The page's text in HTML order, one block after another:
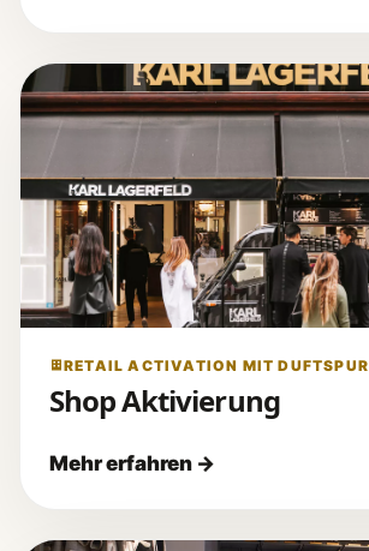
RETAIL ACTIVATION MIT DUFTSPUR
Shop Aktivierung